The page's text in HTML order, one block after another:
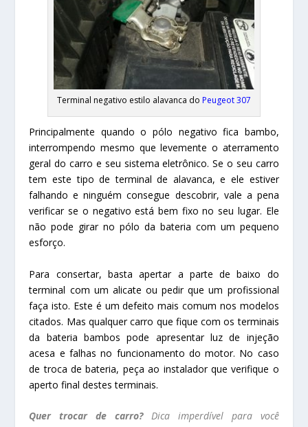
Terminal negativo estilo alavanca do Peugeot 307
Principalmente quando o pólo negativo fica bambo,
interrompendo mesmo que levemente o aterramento
geral do carro e seu sistema eletrônico. Se o seu carro
tem este tipo de terminal de alavanca, e ele estiver
falhando e ninguém consegue descobrir, vale a pena
verificar se o negativo está bem fixo no seu lugar. Ele
não pode girar no pólo da bateria com um pequeno
esforço.
Para consertar, basta apertar a parte de baixo do
terminal com um alicate ou pedir que um profissional
faça isto. Este é um defeito mais comum nos modelos
citados. Mas qualquer carro que fique com os terminais
da bateria bambos pode apresentar luz de injeção
acesa e falhas no funcionamento do motor. No caso
de troca de bateria, peça ao instalador que verifique o
aperto final destes terminais.
Quer trocar de carro?Dica imperdível para você